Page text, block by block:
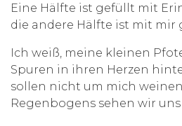
Eine Hälfte ist gefüllt mit
die andere Hälfte ist mit mir
Ich weiß, meine kleinen
Spuren in ihren Herzen
sollen nicht um mich
Regenbogens sehen wir